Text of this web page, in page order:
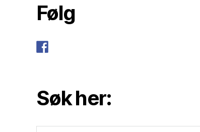
Følg
Søk her: